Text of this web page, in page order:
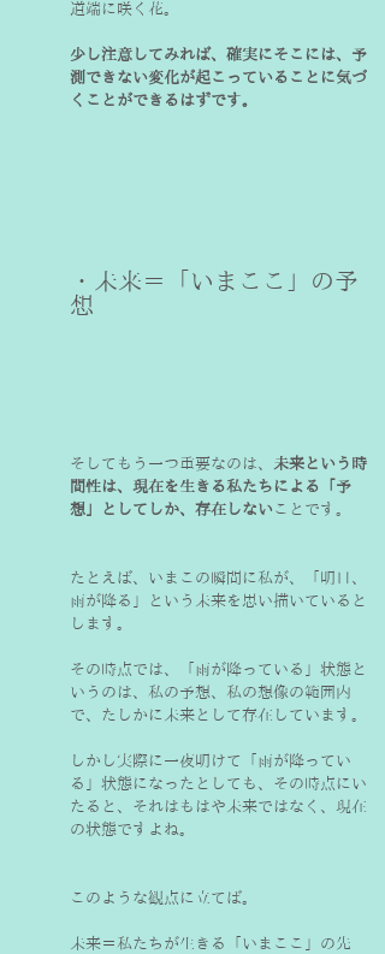
道端に咲く花。
少し注意してみれば、確実にそこには、予
測できない変化が起こっていることに気づ
くことができるはずです。
・未来＝「いまここ」の予
想
そしてもう一つ重要なのは、 未来という時
間性は、現在を生きる私たちによる「予
想」としてしか、存在しない ことです。
たとえば、いまこの瞬間に私が、「明日、
雨が降る」という未来を思い描いていると
します。
その時点では、「雨が降っている」状態と
いうのは、私の予想、私の想像の範囲内
で、たしかに未来として存在しています。
しかし実際に一夜明けて「雨が降ってい
る」状態になったとしても、その時点にい
たると、それはもはや未来ではなく、現在
の状態ですよね。
このような観点に立てば。
未来＝私たちが生きる「いまここ」の先